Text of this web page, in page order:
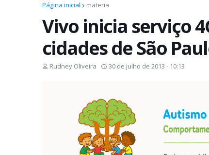
Página inicial materia
Vivo inicia serviço
cidades de São
Rudney Oliveira 30 de julho de 2013 - 10:13